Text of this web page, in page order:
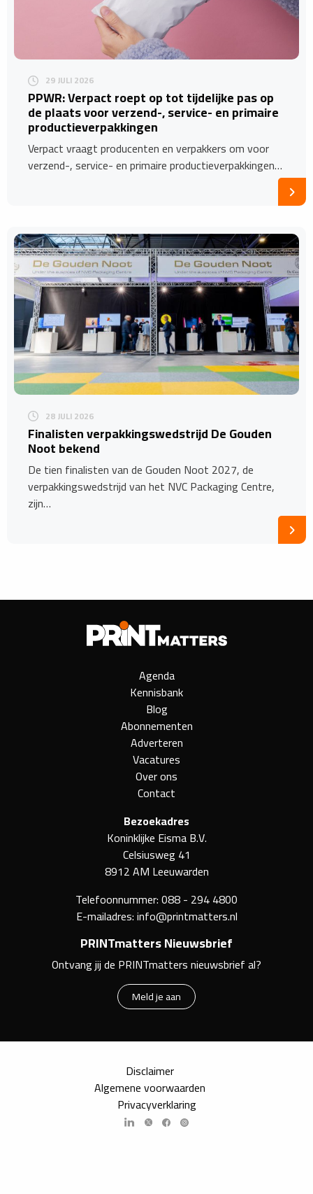
29 JULI 2026
PPWR: Verpact roept op tot tijdelijke pas op
de plaats voor verzend-, service- en primaire
productieverpakkingen
Verpact vraagt producenten en verpakkers om voor
verzend-, service- en primaire productieverpakkingen…
28 JULI 2026
Finalisten verpakkingswedstrijd De Gouden
Noot bekend
De tien finalisten van de Gouden Noot 2027, de
verpakkingswedstrijd van het NVC Packaging Centre,
zijn…
Agenda
Kennisbank
Blog
Abonnementen
Adverteren
Vacatures
Over ons
Contact
Bezoekadres
Koninklijke Eisma B.V.
Celsiusweg 41
8912 AM Leeuwarden
Telefoonnummer:088 - 294 4800
E-mailadres:info@printmatters.nl
PRINTmatters Nieuwsbrief
Ontvang jij de PRINTmatters nieuwsbrief al?
Meld je aan
Disclaimer
Algemene voorwaarden
Privacyverklaring